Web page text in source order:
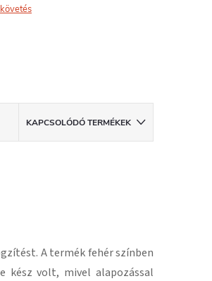
KAPCSOLÓDÓ TERMÉKEK
A termék fehér színben
kész volt, mivel alapozással